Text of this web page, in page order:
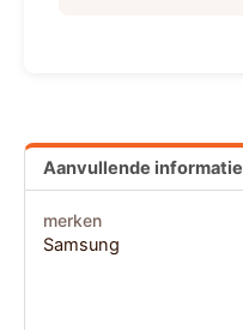
Aanvullende informatie
merken
Samsung